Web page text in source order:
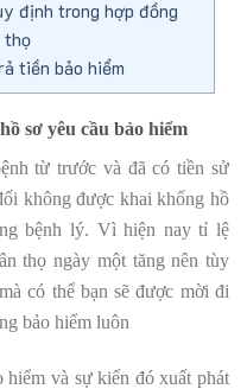
định trong hợp đồng
thọ
tiền bảo hiểm
sơ yêu cầu bảo hiểm
từ trước và đã có tiền sử
không được khai khống hồ
bệnh lý. Vì hiện nay tỉ lệ
thọ ngày một tăng nên tùy
có thể bạn sẽ được mời đi
bảo hiểm luôn
và sự kiến đó xuất phát